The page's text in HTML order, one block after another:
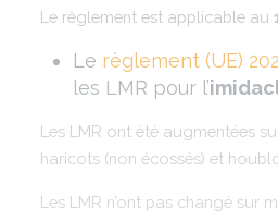
Le règlement est applicable au
Le règlement (UE)
les LMR pour l’
Les LMR ont été augmentées
haricots (non écossés) et
Les LMR n’ont pas changé sur